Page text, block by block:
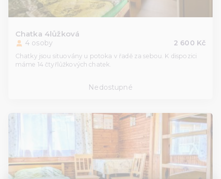
Chatka 4lůžková
4 osoby 2 600 Kč
Chatky jsou situovány u potoka v řadě za sebou. K dispozici
máme 14 čtyřlůžkových chatek.
Nedostupné